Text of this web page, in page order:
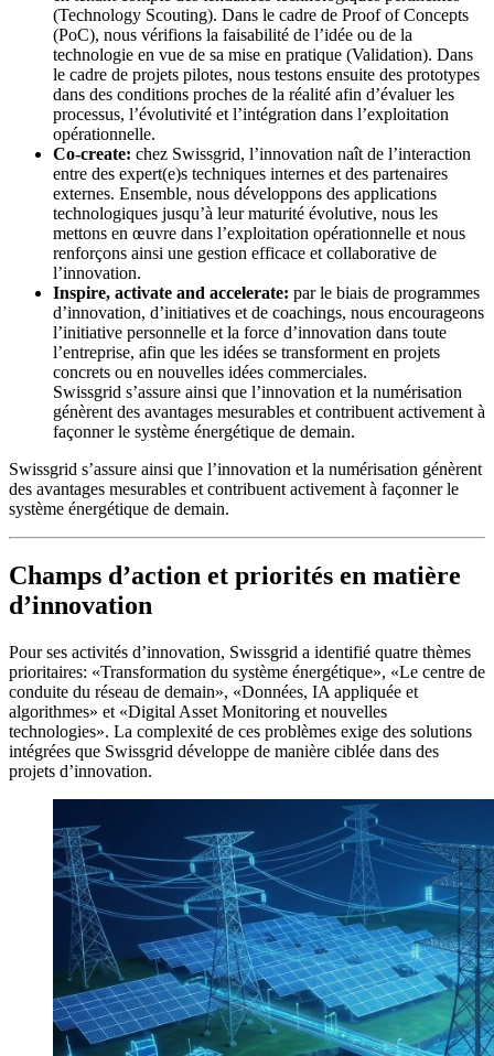
(Technology Scouting). Dans le cadre de Proof of Concepts
(PoC), nous vérifions la faisabilité de l’idée ou de la
technologie en vue de sa mise en pratique (Validation). Dans
le cadre de projets pilotes, nous testons ensuite des prototypes
dans des conditions proches de la réalité afin d’évaluer les
processus, l’évolutivité et l’intégration dans l’exploitation
opérationnelle.
Co-create: chez Swissgrid, l’innovation naît de l’interaction
entre des expert(e)s techniques internes et des partenaires
externes. Ensemble, nous développons des applications
technologiques jusqu’à leur maturité évolutive, nous les
mettons en œuvre dans l’exploitation opérationnelle et nous
renforçons ainsi une gestion efficace et collaborative de
l’innovation.
Inspire, activate and accelerate: par le biais de programmes
d’innovation, d’initiatives et de coachings, nous encourageons
l’initiative personnelle et la force d’innovation dans toute
l’entreprise, afin que les idées se transforment en projets
concrets ou en nouvelles idées commerciales.
Swissgrid s’assure ainsi que l’innovation et la numérisation
génèrent des avantages mesurables et contribuent activement à
façonner le système énergétique de demain.
Swissgrid s’assure ainsi que l’innovation et la numérisation génèrent
des avantages mesurables et contribuent activement à façonner le
système énergétique de demain.
Champs d’action et priorités en matière
d’innovation
Pour ses activités d’innovation, Swissgrid a identifié quatre thèmes
prioritaires: «Transformation du système énergétique», «Le centre de
conduite du réseau de demain», «Données, IA appliquée et
algorithmes» et «Digital Asset Monitoring et nouvelles
technologies». La complexité de ces problèmes exige des solutions
intégrées que Swissgrid développe de manière ciblée dans des
projets d’innovation.